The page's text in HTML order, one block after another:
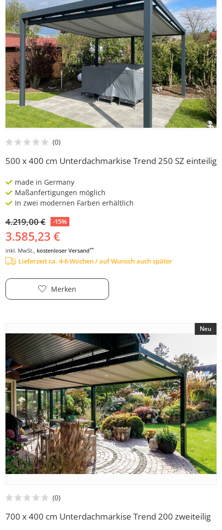
500 x 400 cm Unterdachmarkise Trend 250 SZ einteilig
made in Germany
Maßanfertigungen möglich
In zwei modernen Farben erhältlich
4.219,00 € -15%
3.585,23 €
inkl. MwSt., kostenloser Versand**
Lieferzeit ca. 4-6 Wochen / auf Wunsch auch später
Merken
Neu
700 x 400 cm Unterdachmarkise Trend 200 zweiteilig